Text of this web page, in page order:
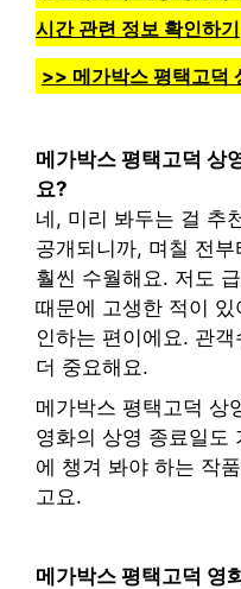
시간 관련 정보 확인하기
>> 메가박스 평택고덕
메가박스 평택고덕 상
요?
네, 미리 봐두는 걸 추
공개되니까, 며칠 전
훨씬 수월해요. 저도
때문에 고생한 적이
인하는 편이에요. 관
더 중요해요.
메가박스 평택고덕 상
영화의 상영 종료일도
에 챙겨 봐야 하는 작
고요.
메가박스 평택고덕 영